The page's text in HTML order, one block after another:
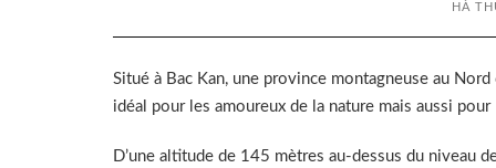
HÀ
Situé à Bac Kan, une province montagneuse au
idéal pour les amoureux de la nature mais aussi
D’une altitude de 145 mètres au-dessus du niveau